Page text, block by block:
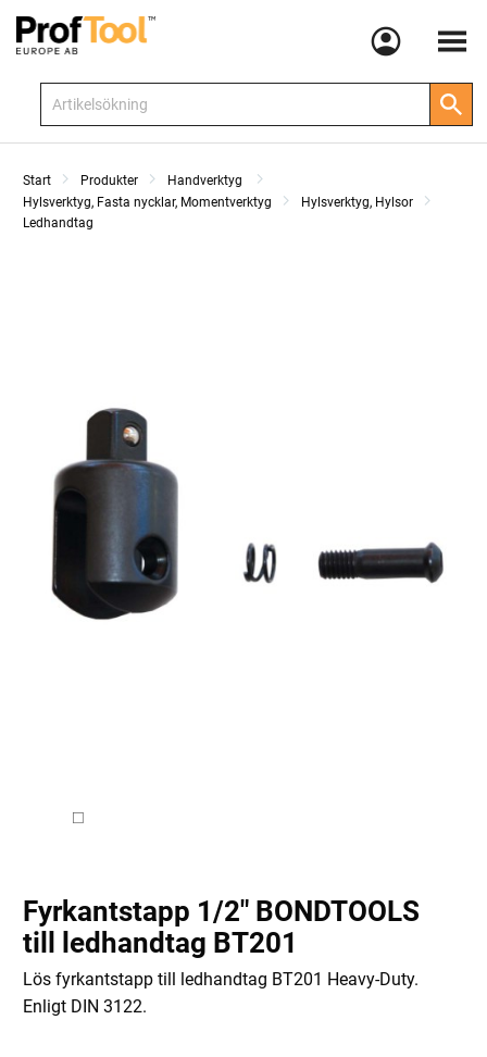
Meny
Start Produkter
Handverktyg
Hylsverktyg, Fasta nycklar, Momentverktyg
Hylsverktyg, Hylsor
Ledhandtag
Fyrkantstapp 1/2" BONDTOOLS
till ledhandtag BT201
Lös fyrkantstapp till ledhandtag BT201 Heavy-Duty.
Enligt DIN 3122.